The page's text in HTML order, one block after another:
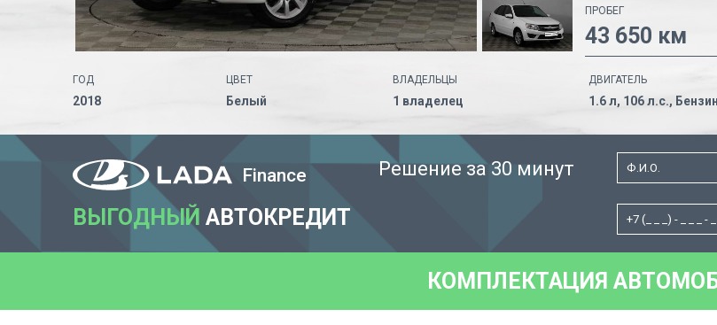
ПРОБЕГ
43 650 км
ГОД
2018
ЦВЕТ
Белый
ВЛАДЕЛЬЦЫ
1 владелец
ДВИГАТЕЛЬ
1.6 л, 106 л.с., Бензин
Finance
ВЫГОДНЫЙ АВТОКРЕДИТ
Решение за 30 минут
КОМПЛЕКТАЦИЯ